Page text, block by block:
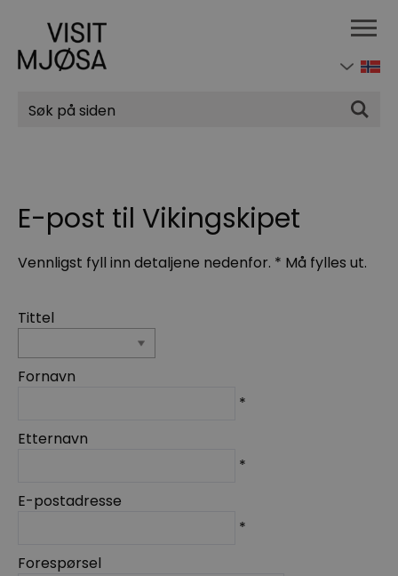
Søk
E-post til Vikingskipet
Vennligst fyll inn detaljene nedenfor. * Må fylles ut.
Tittel
Fornavn
*
Etternavn
*
E-postadresse
*
Forespørsel